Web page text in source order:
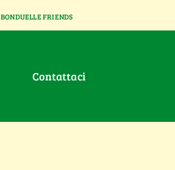
BONDUELLE FRIENDS
contattaci